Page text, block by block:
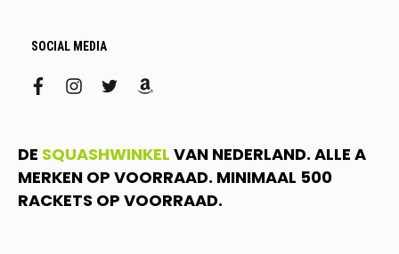
SOCIAL MEDIA
facebookinstagram
twitteramazon
DE SQUASHWINKEL VAN NEDERLAND. ALLE A
MERKEN OP VOORRAAD. MINIMAAL 500
RACKETS OP VOORRAAD.